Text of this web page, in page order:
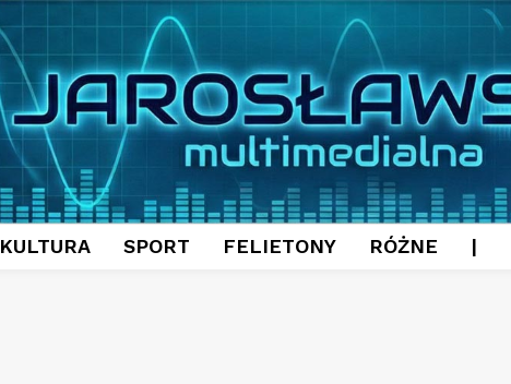
KULTURA SPORT FELIETONY RÓŻNE |